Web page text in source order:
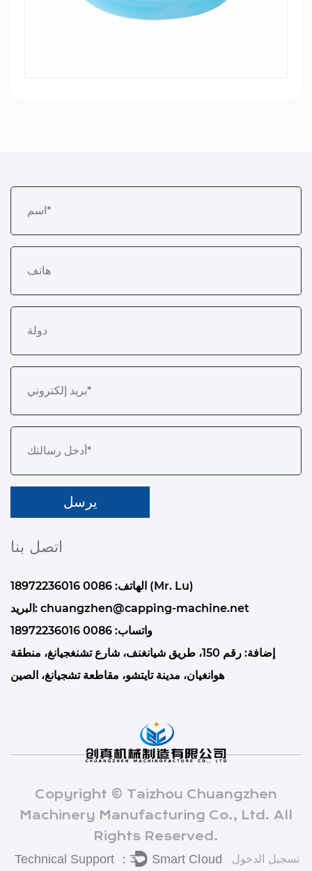
اتصل بنا
الهاتف: 0086 18972236016 (Mr. Lu)
البريد: chuangzhen@capping-machine.net
واتساب: 0086 18972236016
إضافة: رقم 150، طريق شيانغنف، شارع تشنغجيانغ، منطقة
هوانغيان، مدينة تايتشو، مقاطعة تشجيانغ، الصين
Copyright © Taizhou Chuangzhen
Machinery Manufacturing Co., Ltd. All
Rights Reserved.
تسجيل الدخول